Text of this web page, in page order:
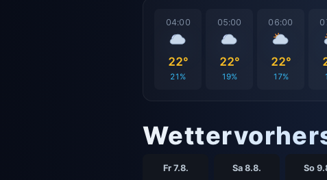
04:00
22°
21%
05:00
22°
19%
06:00
22°
17%
Fr 7.8. Sa 8.8. So